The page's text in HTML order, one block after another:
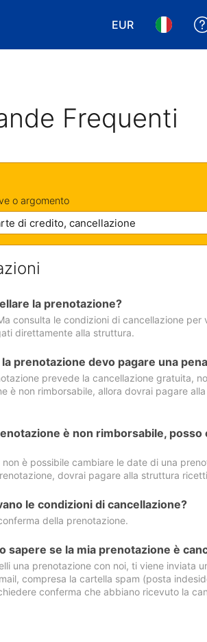
EUR
Scegli la tua
Scegli
Frequenti
o argomento
la prenotazione?
consulta le condizioni di cancellazione
direttamente alla struttura.
prenotazione devo pagare una
prevede la cancellazione gratuita,
è non rimborsabile, allora dovrai pagare
è non rimborsabile,
è possibile cambiare le date di una
dovrai pagare alla struttura
le condizioni di cancellazione?
della prenotazione.
sapere se la mia prenotazione è
una prenotazione con noi, ti viene inviata
compresa la cartella spam (posta
conferma che abbiano ricevuto la